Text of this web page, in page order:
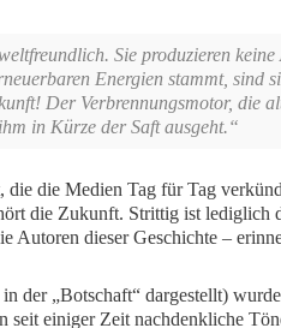
Sie produzieren
Energien stammt, sind
Der Verbrennungsmotor, die
in Kürze der Saft ausgeht.“
die Medien Tag für Tag
die Zukunft. Strittig ist
Autoren dieser Geschichte –
der „Botschaft“ dargestellt)
seit einiger Zeit nachdenkliche